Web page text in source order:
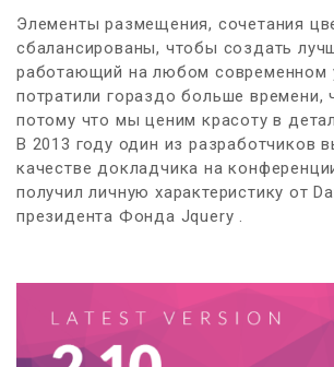
Элементы размещения, сочетания
сбалансированы, чтобы создать
работающий на любом современном
потратили гораздо больше времени,
потому что мы ценим красоту в
В 2013 году один из разработчиков
качестве докладчика на
получил личную характеристику от
президента Фонда Jquery .